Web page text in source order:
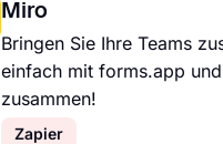
Miro
Bringen Sie Ihre Teams
einfach mit forms.app
zusammen!
Zapier